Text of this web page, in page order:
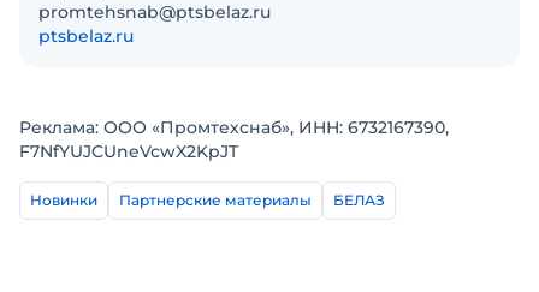
promtehsnab@ptsbelaz.ru
ptsbelaz.ru
Реклама: ООО «Промтехснаб», ИНН: 6732167390,
F7NfYUJCUneVcwX2KpJT
Новинки Партнерские материалы БЕЛАЗ